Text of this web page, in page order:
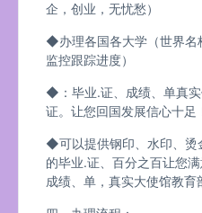
企，创业，无忧愁）
◆办理各国各大学（世界名
监控跟踪进度）
◆：毕业.证、成绩、单真
证。让您回国发展信心十足
◆可以提供钢印、水印、烫
的毕业.证、百分之百让您
成绩、单，真实大使馆教育